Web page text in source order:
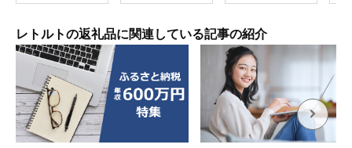
レトルトの返礼品に関連している記事の紹介